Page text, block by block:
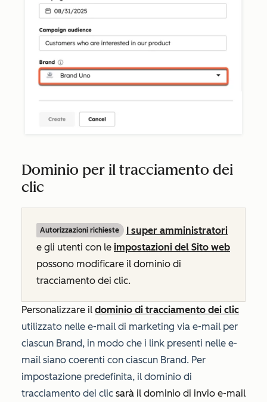
Dominio per il tracciamento dei
clic
Autorizzazioni richieste
I super amministratori
e gli utenti con le impostazioni del Sito web
possono modificare il dominio di
tracciamento dei clic.
Personalizzare il dominio di tracciamento dei clic
utilizzato nelle e-mail di marketing via e-mail per
ciascun Brand, in modo che i link presenti nelle e-
mail siano coerenti con ciascun Brand. Per
impostazione predefinita, il dominio di
tracciamento dei clic sarà il dominio di invio e-mail